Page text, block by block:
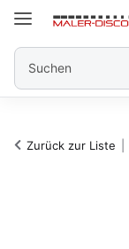
Zurück zur Liste